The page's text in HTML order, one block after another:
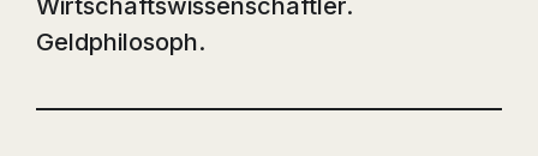
Wirtschaftswissenschaftler.
Geldphilosoph.